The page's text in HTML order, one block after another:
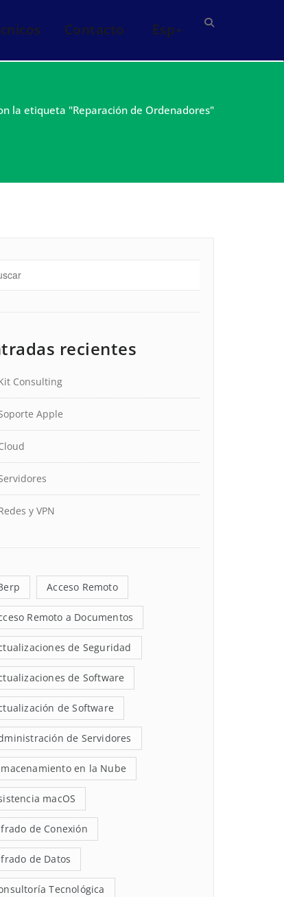
Contacto Esp
la etiqueta "Reparación de Ordenadores"
recientes
Consulting
Apple
y VPN
Acceso Remoto
Remoto a Documentos
de Seguridad
de Software
de Software
de Servidores
en la Nube
macOS
de Conexión
de Datos
Tecnológica